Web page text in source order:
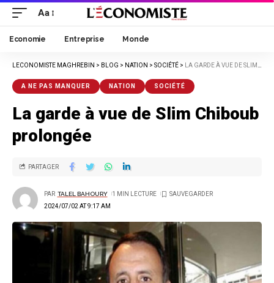
Aa
Economie Entreprise Monde
LECONOMISTE MAGHREBIN > BLOG > NATION > SOCIÉTÉ > LA GARDE À VUE DE SLIM CHIBOUB PROLONGÉE
A NE PAS MANQUER NATION SOCIÉTÉ
La garde à vue de Slim Chiboub
prolongée
2024/07/02 AT 9:17 AM
PAR TALEL BAHOURY 1 MIN LECTURE
PARTAGER